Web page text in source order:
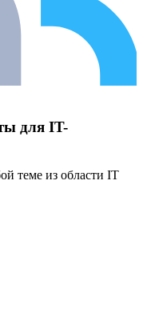
для IT-
теме из области IT